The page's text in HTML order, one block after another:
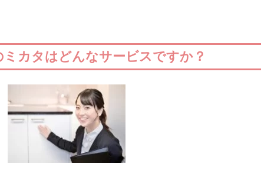
ミカタはどんなサービスですか？